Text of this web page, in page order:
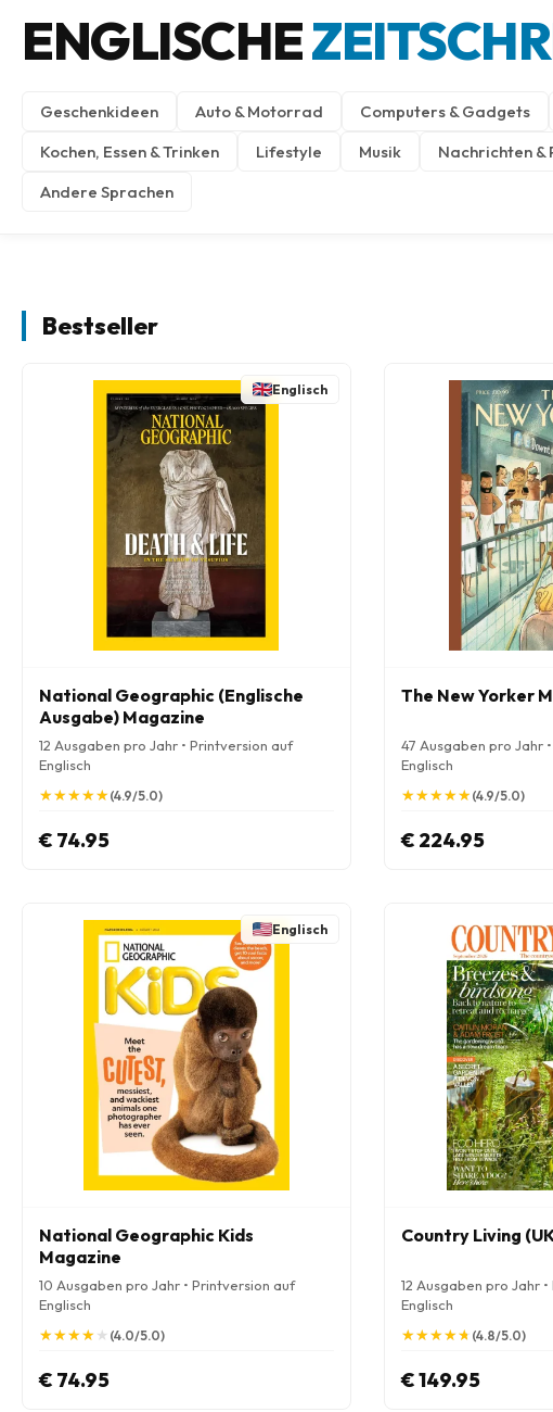
ENGLISCHE
Geschenkideen Auto & Motorrad Computers & Gadgets
Kochen, Essen & Trinken
Lifestyle Musik Nachrichten &
Andere Sprachen
Bestseller
Englisch
National Geographic (Englische
Ausgabe) Magazine
12 Ausgaben pro Jahr • Printversion auf
Englisch
★
★★
★★
★★
★★
★(4.9/5.0)
€ 74.95
The New Yorker
47 Ausgaben pro Jahr
Englisch
★
★★
★★
★★
★★
★ (4.9/5.0)
€ 224.95
Englisch
National Geographic Kids
Magazine
10 Ausgaben pro Jahr • Printversion auf
Englisch
★
★★
★★
★★
★★
★ (4.0/5.0)
€ 74.95
Country Living
12 Ausgaben pro Jahr
Englisch
★
★★
★★
★★
★★
★ (4.8/5.0)
€ 149.95